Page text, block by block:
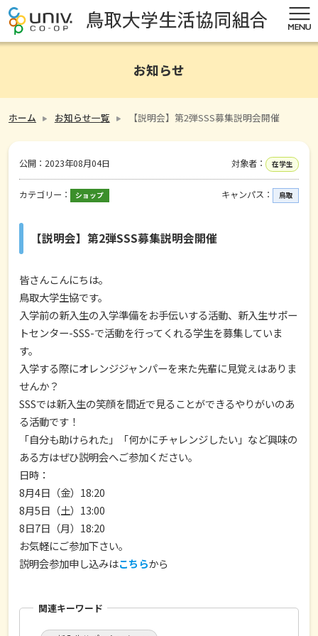
お知らせ
ホーム お知らせ一覧 【説明会】第2弾SSS募集説明会開催
公開： 2023年08月04日 対象者： 在学生
カテゴリー： ショップ キャンパス： 鳥取
【説明会】第2弾SSS募集説明会開催
皆さんこんにちは。
鳥取大学生協です。
入学前の新入生の入学準備をお手伝いする活動、新入生サポー
トセンター-SSS-で活動を行ってくれる学生を募集していま
す。
入学する際にオレンジジャンパーを来た先輩に見覚えはありま
せんか？
SSSでは新入生の笑顔を間近で見ることができるやりがいのあ
る活動です！
「自分も助けられた」「何かにチャレンジしたい」など興味の
ある方はぜひ説明会へご参加ください。
日時：
8月4日（金）18:20
8月5日（土）13:00
8日7日（月）18:20
お気軽にご参加下さい。
説明会参加申し込みはこちらから
関連キーワード